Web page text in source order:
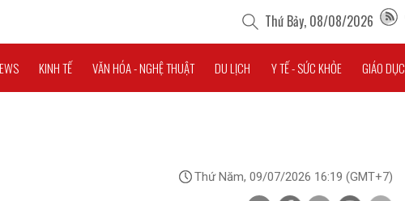
Thứ Bảy, 08/08/2026
KINH TẾ VĂN HÓA - NGHỆ THUẬT DU LỊCH Y TẾ - SỨC KHỎE GIÁO DỤC
Thứ Năm, 09/07/2026 16:19 (GMT+7)